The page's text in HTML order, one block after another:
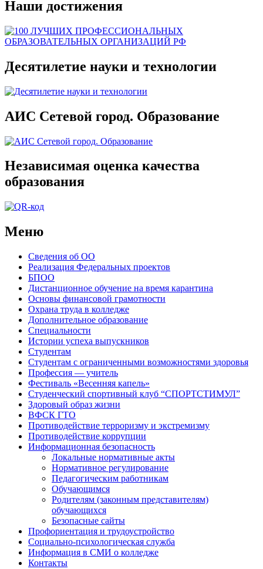
Наши достижения
Десятилетие науки и технологии
АИС Сетевой город. Образование
Независимая оценка качества
образования
Меню
Сведения об ОО
Реализация Федеральных проектов
БПОО
Дистанционное обучение на время карантина
Основы финансовой грамотности
Охрана труда в колледже
Дополнительное образование
Специальности
Истории успеха выпускников
Студентам
Студентам с ограниченными возможностями здоровья
Профессия — учитель
Фестиваль «Весенняя капель»
Студенческий спортивный клуб “СПОРТСТИМУЛ”
Здоровый образ жизни
ВФСК ГТО
Противодействие терроризму и экстремизму
Противодействие коррупции
Информационная безопасность
Локальные нормативные акты
Нормативное регулирование
Педагогическим работникам
Обучающимся
Родителям (законным представителям)
обучающихся
Безопасные сайты
Профориентация и трудоустройство
Социально-психологическая служба
Информация в СМИ о колледже
Контакты